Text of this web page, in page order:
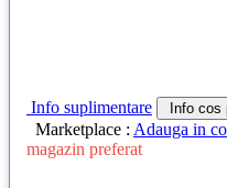
Info suplimentare Info cos
Marketplace : Adauga in
magazin preferat